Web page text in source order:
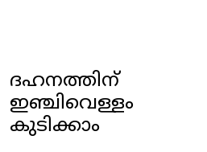
ദഹനത്തിന്
ഇഞ്ചിവെള്ളം
കുടിക്കാം